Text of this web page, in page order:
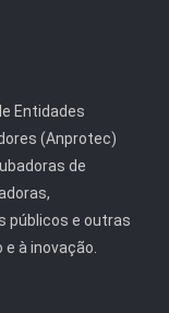
Entidades
(Anprotec)
de
públicos e outras
à inovação.